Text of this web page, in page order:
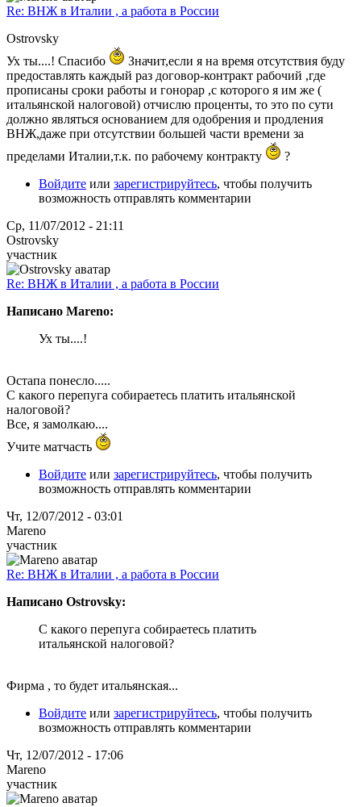
Re: ВНЖ в Италии , а работа в России
Ostrovsky
Ух ты....! Спасибо
Значит,если я на время отсутствия буду
предоставлять каждый раз договор-контракт рабочий ,где
прописаны сроки работы и гонорар ,с которого я им же (
итальянской налоговой) отчислю проценты, то это по сути
должно являться основанием для одобрения и продления
ВНЖ,даже при отсутствии большей части времени за
пределами Италии,т.к. по рабочему контракту
?
Войдите или зарегистрируйтесь, чтобы получить
возможность отправлять комментарии
Ср, 11/07/2012 - 21:11
Ostrovsky
участник
Re: ВНЖ в Италии , а работа в России
Написано Mareno:
Ух ты....!
Остапа понесло.....
С какого перепуга собираетесь платить итальянской
налоговой?
Все, я замолкаю....
Учите матчасть
Войдите или зарегистрируйтесь, чтобы получить
возможность отправлять комментарии
Чт, 12/07/2012 - 03:01
Mareno
участник
Re: ВНЖ в Италии , а работа в России
Написано Ostrovsky:
С какого перепуга собираетесь платить
итальянской налоговой?
Фирма , то будет итальянская...
Войдите или зарегистрируйтесь, чтобы получить
возможность отправлять комментарии
Чт, 12/07/2012 - 17:06
Mareno
участник